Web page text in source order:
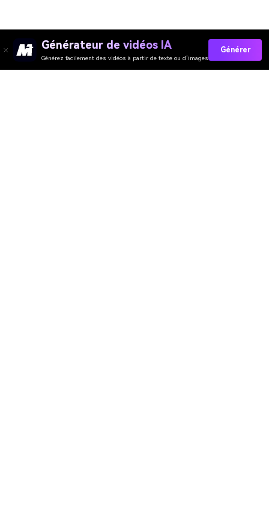
Générateur de vidéos IA
Générez facilement des vidéos à partir de texte ou d’images
Générer